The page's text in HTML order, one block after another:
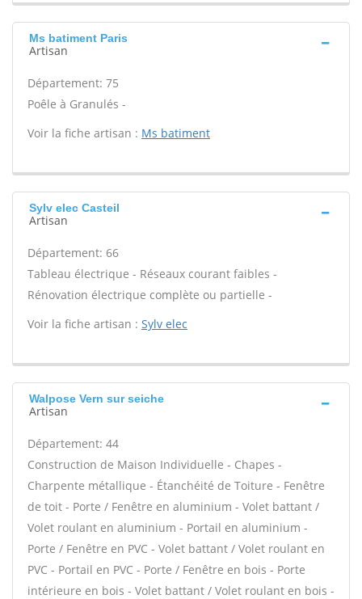
Ms batiment Paris
Artisan
Département: 75
Poêle à Granulés -
Voir la fiche artisan : Ms batiment
Sylv elec Casteil
Artisan
Département: 66
Tableau électrique - Réseaux courant faibles -
Rénovation électrique complète ou partielle -
Voir la fiche artisan : Sylv elec
Walpose Vern sur seiche
Artisan
Département: 44
Construction de Maison Individuelle - Chapes -
Charpente métallique - Étanchéité de Toiture - Fenêtre
de toit - Porte / Fenêtre en aluminium - Volet battant /
Volet roulant en aluminium - Portail en aluminium -
Porte / Fenêtre en PVC - Volet battant / Volet roulant en
PVC - Portail en PVC - Porte / Fenêtre en bois - Porte
intérieure en bois - Volet battant / Volet roulant en bois -